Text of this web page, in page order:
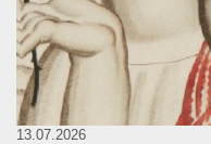
13.07.2026